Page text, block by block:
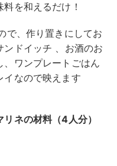
を和えるだけ！
で、作り置きにしてお
ンドイッチ 、お酒のお
ワンプレートごはん
イなので映えます
ネの材料（4人分）